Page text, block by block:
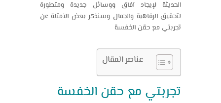
الحديثة لإيجاد آفاق ووسائل جديدة ومتطورة
لتحقيق الرفاهية والجمال وسنذكر بعض الأمثلة عن
تجربتي مع حقن الخفسة
عناصر المقال
تجربتي مع حقن الخفسة